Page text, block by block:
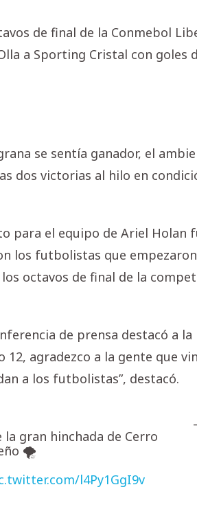
de final de la Conmebol
a Sporting Cristal con goles
se sentía ganador, el
dos victorias al hilo en
para el equipo de Ariel Holan
los futbolistas que
octavos de final de la
de prensa destacó a la
agradezco a la gente que
a los futbolistas”, destacó.
gran hinchada de Cerro
🌪
l4Py1GgI9v